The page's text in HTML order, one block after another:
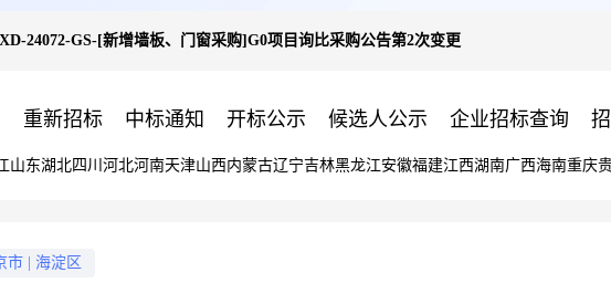
XD-24072-GS-[新增墙板、门窗采购]G0项目询比采购公告第2次变更
重新招标 中标通知 开标公示 候选人公示 企业招标查询
山东湖北四川 河北河南天津山西内蒙古辽宁吉林黑龙江安徽福建江西湖南广西海南重庆
市 海淀区